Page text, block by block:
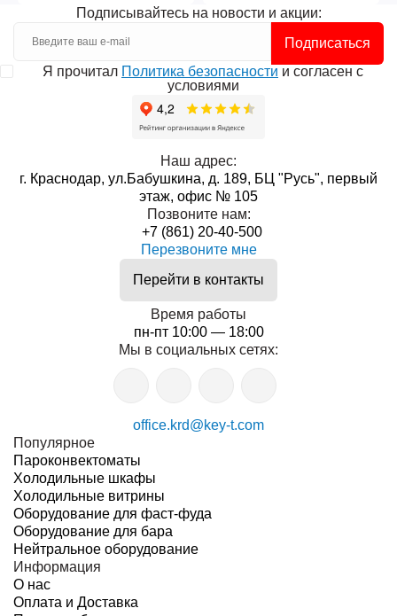
Подписывайтесь на новости и акции:
Подписаться
Я прочитал Политика безопасности и согласен с
условиями
Наш адрес:
г. Краснодар, ул.Бабушкина, д. 189, БЦ "Русь", первый
этаж, офис № 105
Позвоните нам:
+7 (861) 20-40-500
Перезвоните мне
Перейти в контакты
Время работы
пн-пт 10:00 — 18:00
Мы в социальных сетях:
office.krd@key-t.com
Популярное
Пароконвектоматы
Холодильные шкафы
Холодильные витрины
Оборудование для фаст-фуда
Оборудование для бара
Нейтральное оборудование
Информация
О нас
Оплата и Доставка